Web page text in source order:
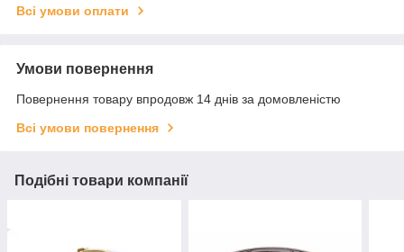
Всі умови оплати
Умови повернення
Повернення товару впродовж 14 днів за домовленістю
Всі умови повернення
Подібні товари компанії